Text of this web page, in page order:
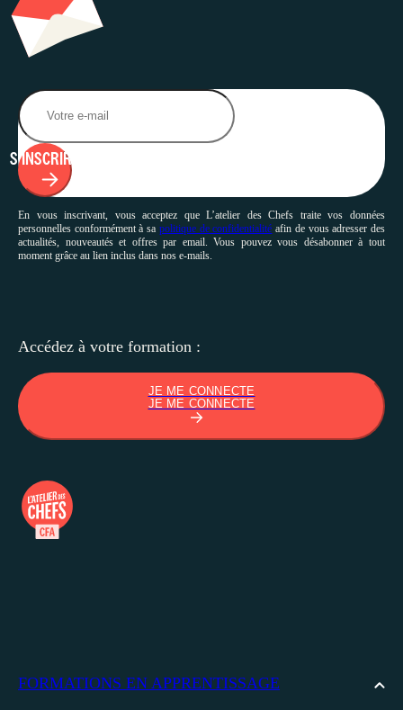
FORMATIONS EN APPRENTISSAGE
S'INSCRIRE
En vous inscrivant, vous acceptez que L’atelier des Chefs traite vos données
personnelles conformément à sa politique de confidentialité afin de vous adresser des
actualités, nouveautés et offres par email. Vous pouvez vous désabonner à tout
moment grâce au lien inclus dans nos e-mails.
Accédez à votre formation :
JE ME CONNECTE
JE ME CONNECTE